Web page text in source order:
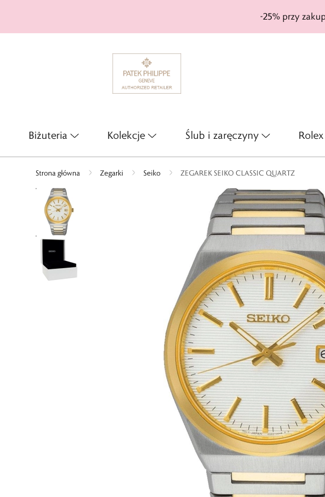
-25% przy
Biżuteria Kolekcje Ślub i zaręczyny Rolex
Strona główna Zegarki Seiko ZEGAREK SEIKO CLASSIC QUARTZ